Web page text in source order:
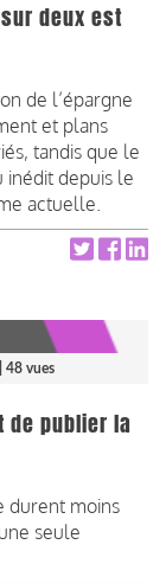
deux est
de l’épargne
et plans
tandis que le
inédit depuis le
actuelle.
| 48 vues
de publier la
durent moins
seule